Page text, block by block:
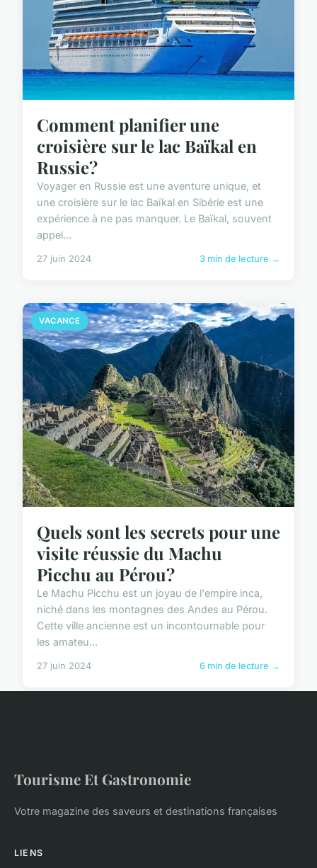
Comment planifier une
croisière sur le lac Baïkal en
Russie?
Voyager en Russie est une aventure unique, et
une croisière sur le lac Baïkal en Sibérie est une
expérience à ne pas manquer. Le Baïkal, souvent
appel...
27 juin 2024 3 min de lecture →
VACANCE
Quels sont les secrets pour une
visite réussie du Machu
Picchu au Pérou?
Le Machu Picchu est un joyau de l'empire inca,
niché dans les montagnes des Andes au Pérou.
Cette ville ancienne est un incontournable pour
les amateu...
27 juin 2024 6 min de lecture →
Tourisme Et Gastronomie
Votre magazine des saveurs et destinations françaises
LIENS